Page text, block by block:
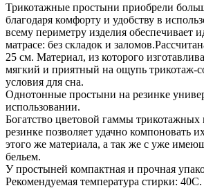
Трикотажные простыни приобрели
благодаря комфорту и удобству в
всему периметру изделия обеспечивает
матрасе: без складок и
25 см. Материал, из которого
мягкий и приятный на ощупь трикотаж-
условия для сна.
Однотонные простыни на резинке
использовании.
Богатство цветовой гаммы трикотажных
резинке позволяет удачно компоновать
этого же материала, а так же с уже
бельем.
У простыней компактная и прочная
Рекомендуемая температура стирки: 40С.